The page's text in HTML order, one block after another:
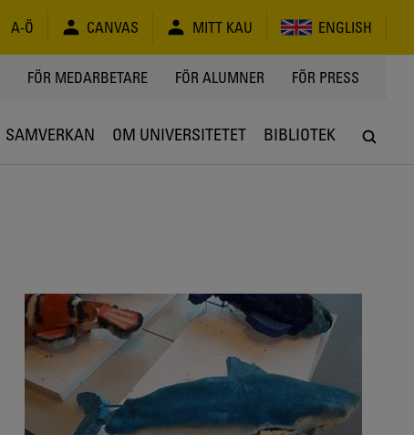
A-Ö CANVAS MITT KAU ENGLISH
FÖR MEDARBETARE FÖR ALUMNER FÖR PRESS
SAMVERKAN OM UNIVERSITETET BIBLIOTEK